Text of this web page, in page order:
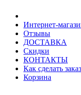
Интернет-
Отзывы
ДОСТАВКА
Скидки
КОНТАКТЫ
Как сделать заказ
Корзина